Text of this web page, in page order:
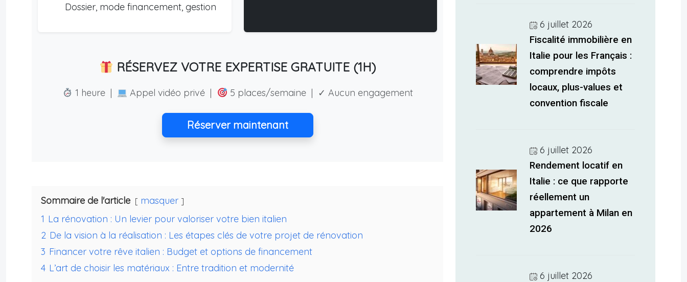
Dossier, mode financement, gestion
RÉSERVEZ VOTRE EXPERTISE GRATUITE (1H)
1 heure | Appel vidéo privé | 5 places/semaine | ✓ Aucun engagement
Réserver maintenant
Sommaire de l'article
masquer
1 La rénovation : Un levier pour valoriser votre bien italien
2 De la vision à la réalisation : Les étapes clés de votre projet de rénovation
3 Financer votre rêve italien : Budget et options de financement
4 L’art de choisir les matériaux : Entre tradition et modernité
6 juillet 2026
Fiscalité immobilière en
Italie pour les Français :
comprendre impôts
locaux, plus-values et
convention fiscale
6 juillet 2026
Rendement locatif en
Italie : ce que rapporte
réellement un
appartement à Milan en
2026
6 juillet 2026